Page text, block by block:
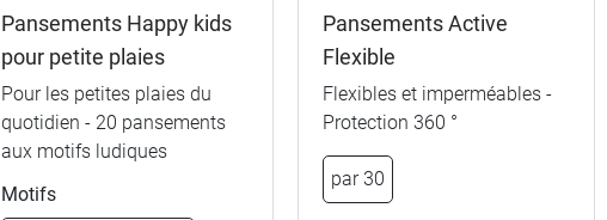
Pansements Happy kids
pour petite plaies
Pour les petites plaies du
quotidien - 20 pansements
aux motifs ludiques
Motifs
Pansements Active
Flexible
Flexibles et imperméables -
Protection 360 °
par 30